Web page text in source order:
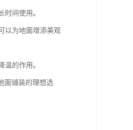
间使用。
以为地面增添美观
的作用。
面铺装的理想选